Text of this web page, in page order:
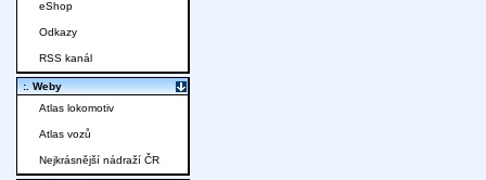
eShop
Odkazy
RSS kanál
:. Weby
Atlas lokomotiv
Atlas vozů
Nejkrásnější nádraží ČR